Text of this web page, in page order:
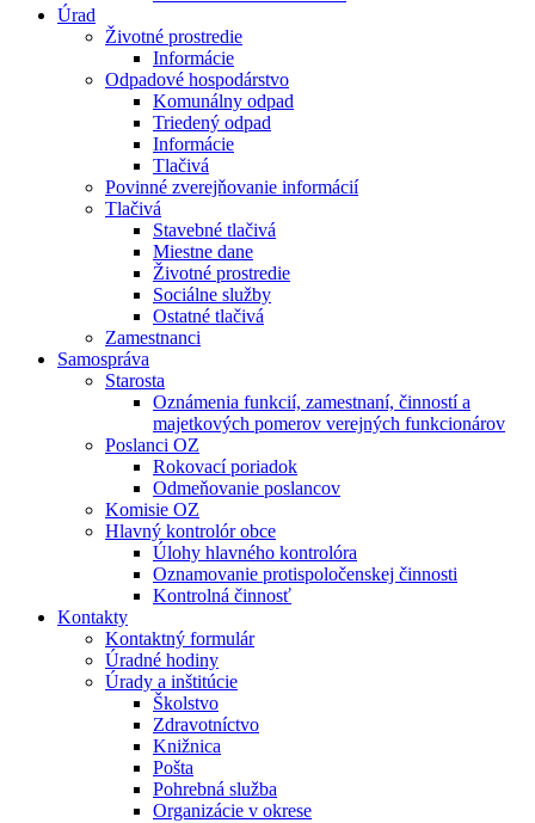
Úrad
Životné prostredie
Informácie
Odpadové hospodárstvo
Komunálny odpad
Triedený odpad
Informácie
Tlačivá
Povinné zverejňovanie informácií
Tlačivá
Stavebné tlačivá
Miestne dane
Životné prostredie
Sociálne služby
Ostatné tlačivá
Zamestnanci
Samospráva
Starosta
Oznámenia funkcií, zamestnaní, činností a
majetkových pomerov verejných funkcionárov
Poslanci OZ
Rokovací poriadok
Odmeňovanie poslancov
Komisie OZ
Hlavný kontrolór obce
Úlohy hlavného kontrolóra
Oznamovanie protispoločenskej činnosti
Kontrolná činnosť
Kontakty
Kontaktný formulár
Úradné hodiny
Úrady a inštitúcie
Školstvo
Zdravotníctvo
Knižnica
Pošta
Pohrebná služba
Organizácie v okrese